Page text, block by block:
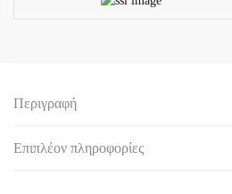
Περιγραφή
Επιπλέον πληροφορίες